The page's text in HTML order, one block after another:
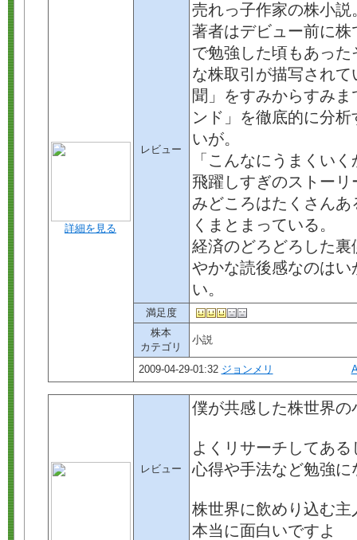
詳細を見る
レビュー
売れっ子作家の株小説
著者はデビュー前に
で勉強した頃もあっ
な株取引が描写され
聞」をすみからすみ
ンド」を徹底的に分
いが。
「こんなにうまくい
飛躍しすぎのストー
みどころはたくさん
くまとまっている。
経済のどろどろした
やかな読後感なのは
い。
満足度
株本
カテゴリ
小説
2009-04-29-01:32 ジョンメリ
レビュー
僕が共感した株世界の
よくリサーチしてある
心得や手法など勉強に
株世界に飲めり込む主
本当に面白いですよ